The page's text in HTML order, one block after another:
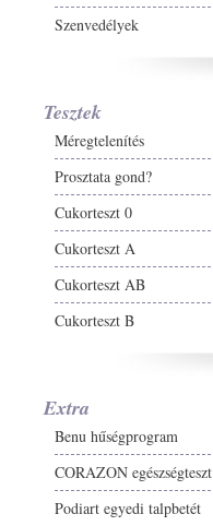
Szenvedélyek
Tesztek
Méregtelenítés
Prosztata gond?
Cukorteszt 0
Cukorteszt A
Cukorteszt AB
Cukorteszt B
Extra
Benu hűségprogram
CORAZON egészségteszt
Podiart egyedi talpbetét